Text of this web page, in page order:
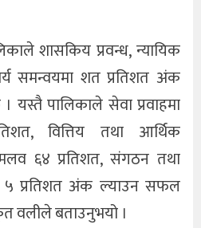
शासकिय प्रवन्ध, न्यायिक
समन्वयमा शत प्रतिशत अंक
पालिकाले सेवा प्रवाहमा
वित्तिय तथा आर्थिक
६४ प्रतिशत, संगठन तथा
५ प्रतिशत अंक ल्याउन सफल
वलीले बताउनुभयो ।